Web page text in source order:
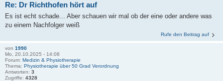
Re: Dr Richthofen hört auf
Es ist echt schade... Aber schauen wir mal ob der eine oder andere was
zu einem Nachfolger weiß
Rufe den Beitrag auf
von 1990
Mo, 20.10.2025 - 14:08
Forum: Medizin & Physiotherapie
Thema: Physiotherapie über 50 Grad Verordnung
Antworten: 3
Zugriffe: 4328